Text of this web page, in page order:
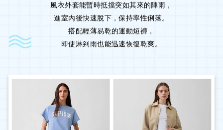
風衣外套能暫時抵擋突如其來的陣雨，
進室內後快速脫下，保持率性俐落。
搭配輕薄易乾的運動短褲，
即使淋到雨也能迅速恢復乾爽。